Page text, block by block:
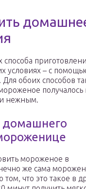
способа
условиях – с
обоих способов
получалось
нежным.
домашнего
мороженое в
же сама
что это такое в